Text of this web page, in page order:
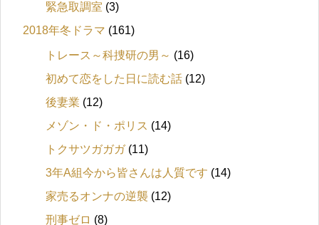
緊急取調室 (3)
2018年冬ドラマ (161)
トレース～科捜研の男～ (16)
初めて恋をした日に読む話 (12)
後妻業 (12)
メゾン・ド・ポリス (14)
トクサツガガガ(11)
3年A組今から皆さんは人質です (14)
家売るオンナの逆襲 (12)
刑事ゼロ (8)